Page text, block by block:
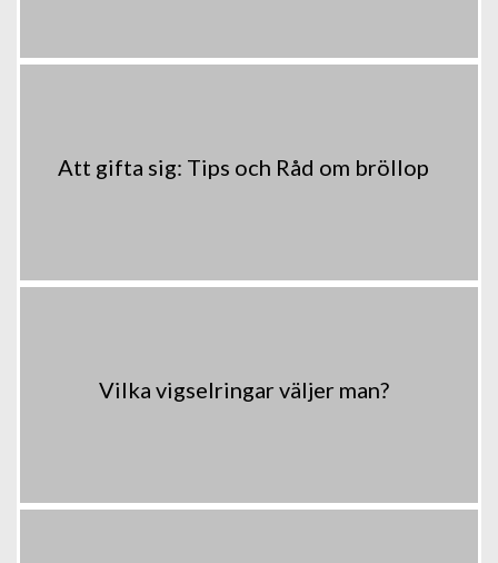
Att gifta sig: Tips och Råd om bröllop
Vilka vigselringar väljer man?